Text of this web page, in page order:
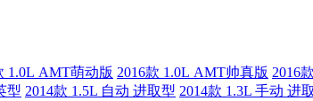
1.0L AMT萌动版 2016款 1.0L AMT帅真版 2016
型 2014款 1.5L 自动 进取型 2014款 1.3L 手动 进